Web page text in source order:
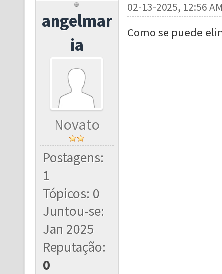
angelmar
ia
Novato
Postagens:
1
Tópicos: 0
Juntou-se:
Jan 2025
Reputação:
0
02-13-2025, 12:56
Como se puede